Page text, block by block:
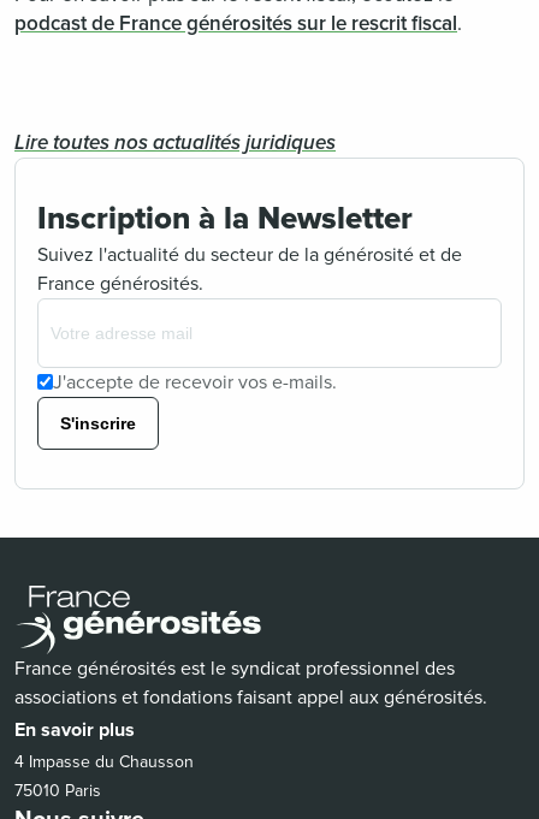
podcast de France générosités sur le rescrit fiscal.
Lire toutes nos actualités juridiques
Inscription à la Newsletter
Suivez l'actualité du secteur de la générosité et de
France générosités.
J'accepte de recevoir vos e-mails.
S'inscrire
France générosités est le syndicat professionnel des
associations et fondations faisant appel aux générosités.
En savoir plus
4 Impasse du Chausson
75010 Paris